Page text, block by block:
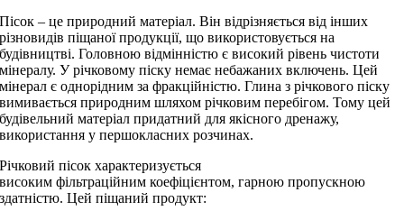
Пісок – це природний матеріал. Він відрізняється від інших
різновидів піщаної продукції, що використовується на
будівництві. Головною відмінністю є високий рівень чистоти
мінералу. У річковому піску немає небажаних включень. Цей
мінерал є однорідним за фракційністю. Глина з річкового піску
вимивається природним шляхом річковим перебігом. Тому цей
будівельний матеріал придатний для якісного дренажу,
використання у першокласних розчинах.
Річковий пісок характеризується
високим фільтраційним коефіцієнтом, гарною пропускною
здатністю. Цей піщаний продукт: